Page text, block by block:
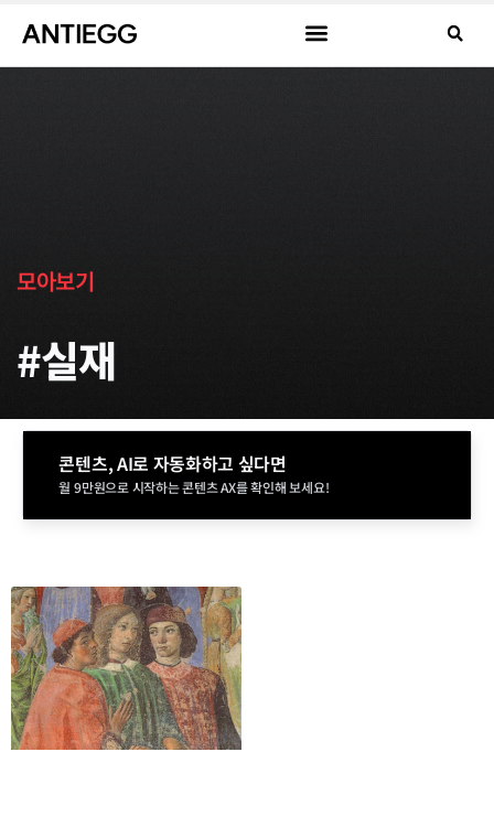
모아보기
#실재
콘텐츠, AI로 자동화하고 싶다면
월 9만원으로 시작하는 콘텐츠 AX를 확인해 보세요!